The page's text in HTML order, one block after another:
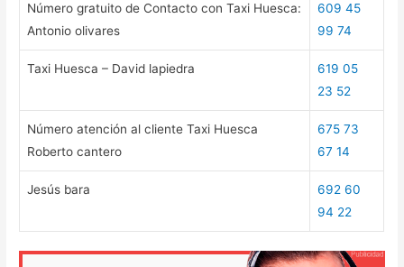
Número gratuito de Contacto con Taxi Huesca:
Antonio olivares
609 45
99 74
Taxi Huesca – David lapiedra
619 05
23 52
Número atención al cliente Taxi Huesca
Roberto cantero
675 73
67 14
Jesús bara
692 60
94 22